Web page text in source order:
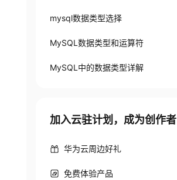
mysql数据类型选择
MySQL数据类型和运算符
MySQL中的数据类型详解
加入云驻计划，成为创作者
华为云周边好礼
免费体验产品